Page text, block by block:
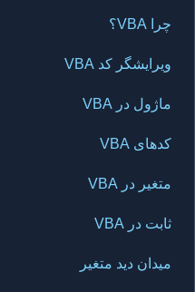
چرا VBA؟
ویرایشگر کد VBA
ماژول در VBA
کدهای VBA
متغیر در VBA
ثابت در VBA
میدان دید متغیر